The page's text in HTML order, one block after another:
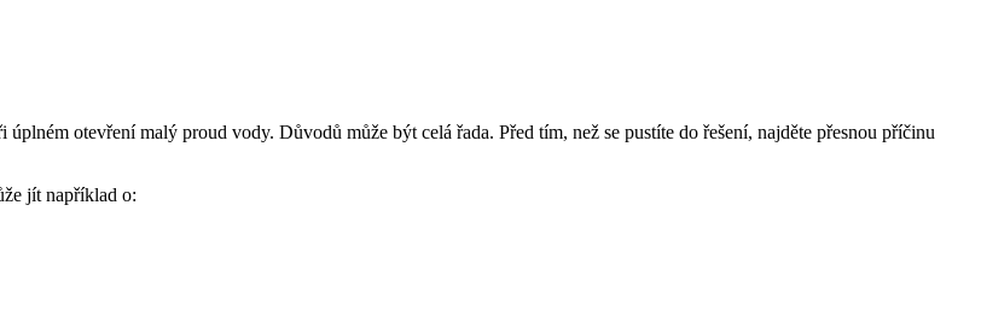
otevření malý proud vody. Důvodů může být celá řada. Před tím, než se pustíte do řešení, najděte přesnou příčinu
jít například o: